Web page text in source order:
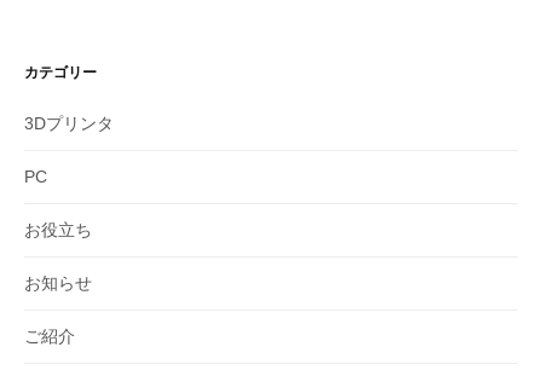
カテゴリー
3Dプリンタ
PC
お役立ち
お知らせ
ご紹介